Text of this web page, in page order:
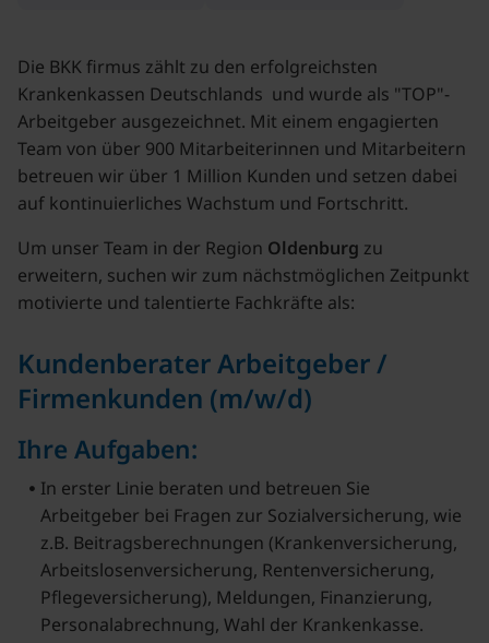
Die BKK firmus zählt zu den erfolgreichsten
Krankenkassen Deutschlands und wurde als "TOP"-
Arbeitgeber ausgezeichnet. Mit einem engagierten
Team von über 900 Mitarbeiterinnen und Mitarbeitern
betreuen wir über 1 Million Kunden und setzen dabei
auf kontinuierliches Wachstum und Fortschritt.
Um unser Team in der Region Oldenburg zu
erweitern, suchen wir zum nächstmöglichen Zeitpunkt
motivierte und talentierte Fachkräfte als:
Kundenberater Arbeitgeber /
Firmenkunden (m/w/d)
Ihre Aufgaben:
In erster Linie beraten und betreuen Sie
Arbeitgeber bei Fragen zur Sozialversicherung, wie
z.B. Beitragsberechnungen (Krankenversicherung,
Arbeitslosenversicherung, Rentenversicherung,
Pflegeversicherung), Meldungen, Finanzierung,
Personalabrechnung, Wahl der Krankenkasse.